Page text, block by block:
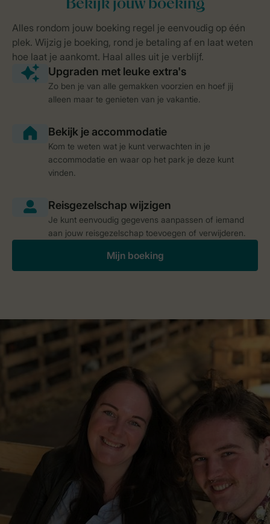
Zo ben je van alle gemakken voorzien en hoef jij
alleen maar te genieten van je vakantie.
Kom te weten wat je kunt verwachten in je
accommodatie en waar op het park je deze kunt
vinden.
Je kunt eenvoudig gegevens aanpassen of iemand
aan jouw reisgezelschap toevoegen of verwijderen.
Mijn boeking